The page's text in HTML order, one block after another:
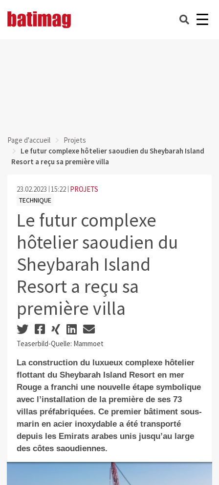
Page d'accueil
Projets
Le futur complexe hôtelier saoudien du Sheybarah Island
Resort a reçu sa première villa
23.02.2023 15:22 PROJETS
TECHNIQUE
Le futur complexe
hôtelier saoudien du
Sheybarah Island
Resort a reçu sa
première villa
Teaserbild-Quelle: Mammoet
La construction du luxueux complexe hôtelier
flottant du Sheybarah Island Resort en mer
Rouge a franchi une nouvelle étape symbolique
avec l’installation de la première de ses 73
villas préfabriquées. Ce premier bâtiment sous-
marin en acier inoxydable a été transporté
depuis les Emirats arabes unis jusqu’au large
des côtes saoudiennes.